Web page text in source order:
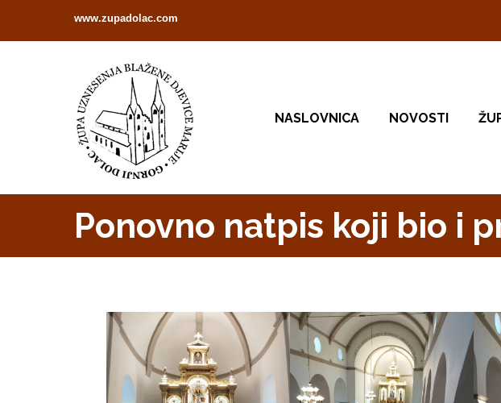
www.zupadolac.com
NASLOVNICA NOVOSTI
Ponovno natpis koji bio i